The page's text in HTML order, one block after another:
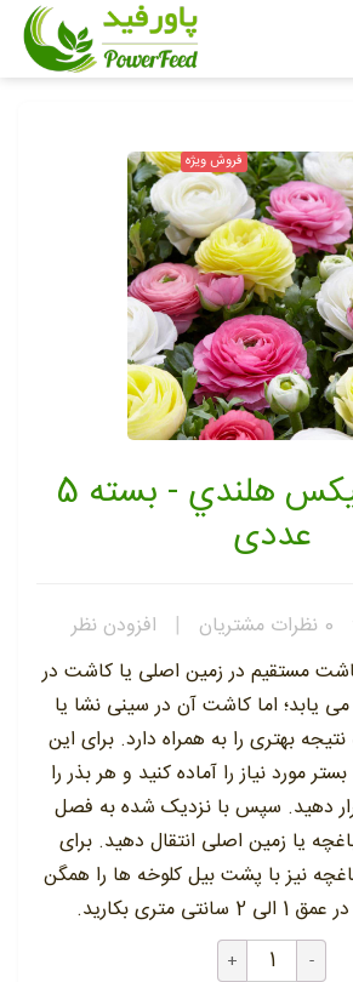
فروش ویژه
بذر آلاله میکس هلندي - بسته 5
عددی
0 نظرات مشتریان | افزودن نظر
مستقیم در زمین اصلی یا کاشت در
یابد؛ اما کاشت آن در سینی نشا یا
بهتری را به همراه دارد. برای این
مورد نیاز را آماده کنید و هر بذر را
دهید. سپس با نزدیک شده به فصل
یا زمین اصلی انتقال دهید. برای
نیز با پشت بیل کلوخه ها را همگن
متری بکارید.